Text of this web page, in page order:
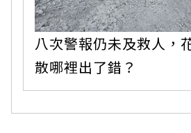
八次警報仍未及救人，
散哪裡出了錯？